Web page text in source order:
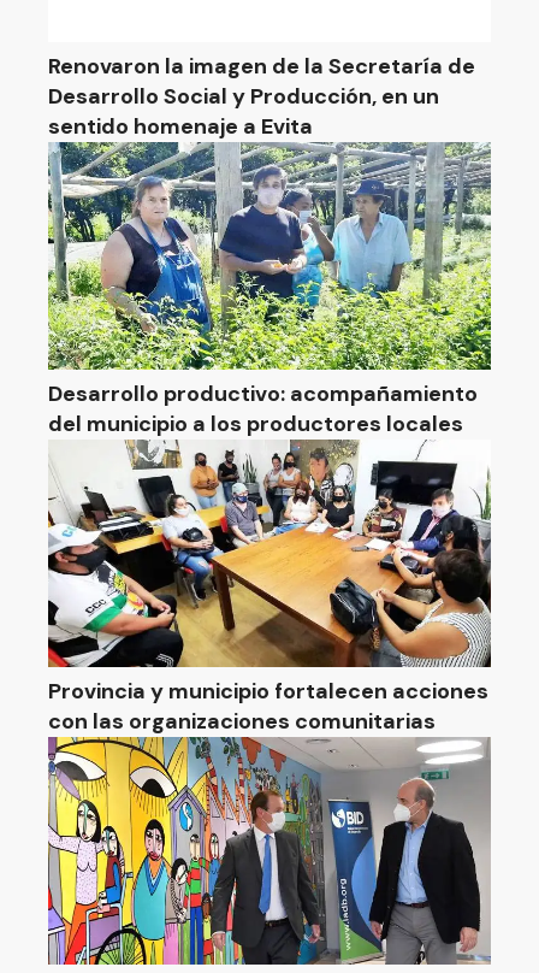
Renovaron la imagen de la Secretaría de
Desarrollo Social y Producción, en un
sentido homenaje a Evita
Desarrollo productivo: acompañamiento
del municipio a los productores locales
Provincia y municipio fortalecen acciones
con las organizaciones comunitarias